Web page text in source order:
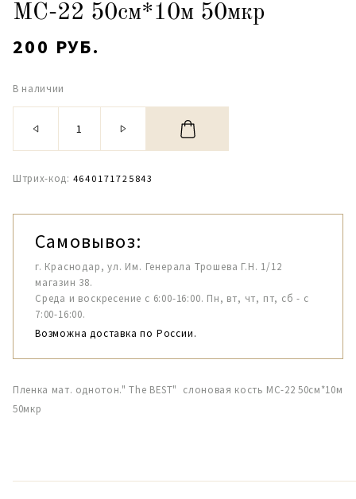
МС-22 50см*10м 50мкр
200 РУБ.
В наличии
Штрих-код: 4640171725843
Самовывоз:
г. Краснодар, ул. Им. Генерала Трошева Г.Н. 1/12
магазин 38.
Среда и воскресение с 6:00-16:00. Пн, вт, чт, пт, сб - с
7:00-16:00.
Возможна доставка по России.
Пленка мат. однотон." The BEST" слоновая кость МС-22 50см*10м
50мкр